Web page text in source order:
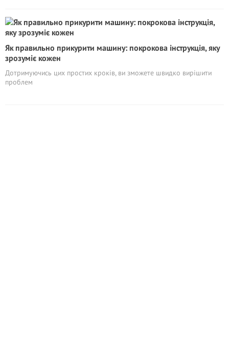
Як правильно прикурити машину: покрокова інструкція, яку
зрозуміє кожен
Дотримуючись цих простих кроків, ви зможете швидко вирішити
проблем